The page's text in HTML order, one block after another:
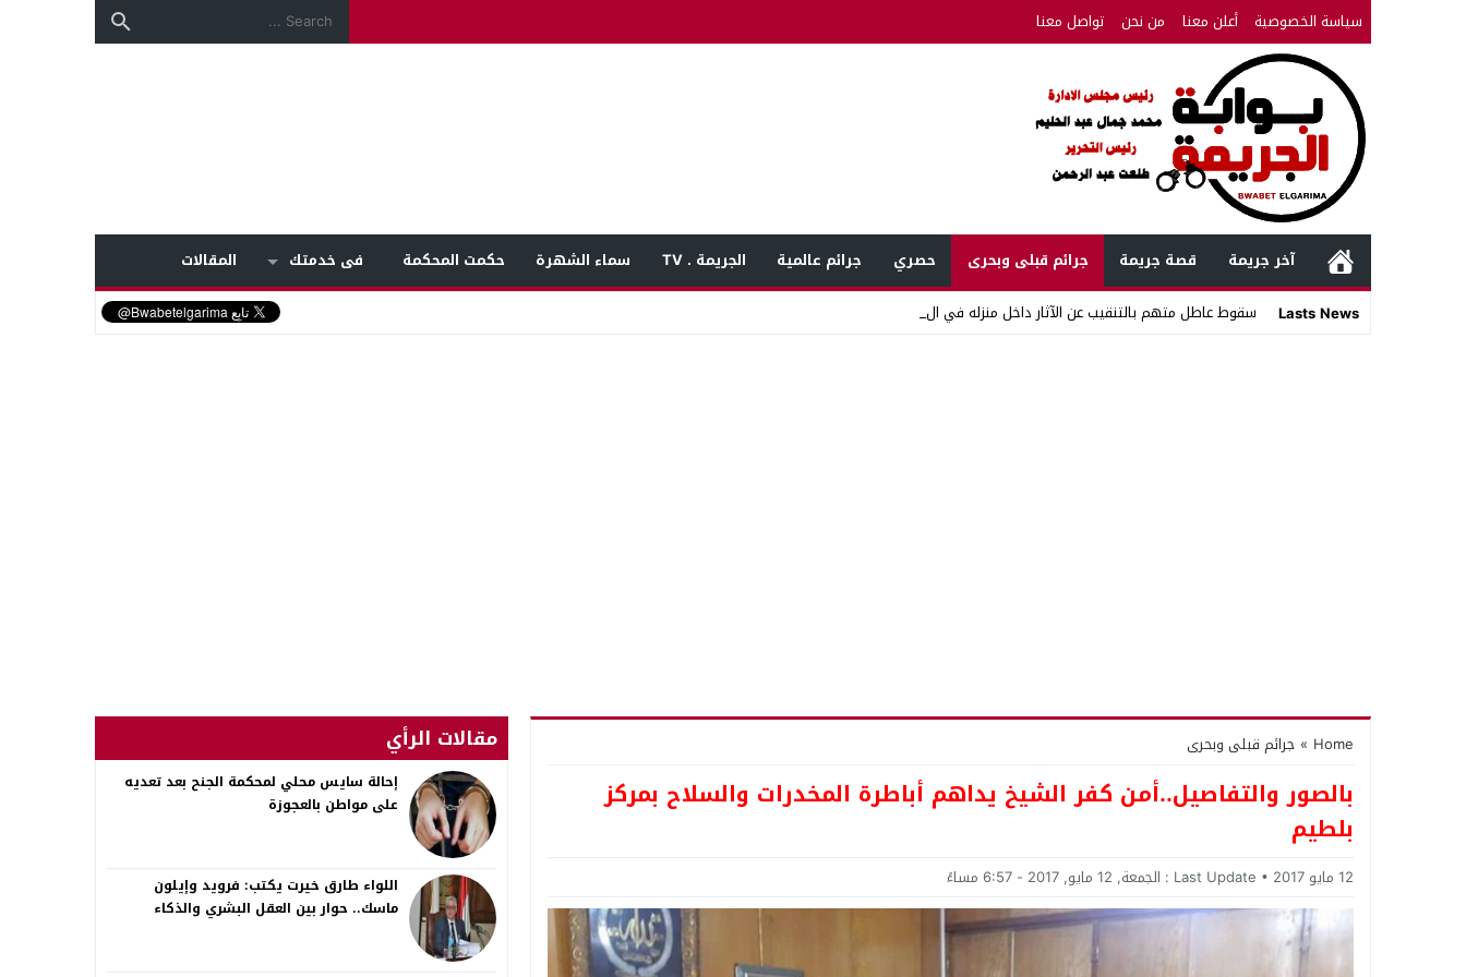
سياسة الخصوصية أعلن معنا من نحن تواصل معنا
آخر جريمة قصة جريمة جرائم قبلى وبحرى حصري جرائم عالمية الجريمة . TV سماء الشهرة حكمت المحكمة فى خدمتك
المقالات
Lasts News
سقوط عاطل متهم بالتنقيب عن الآثار داخل منزله في المنوفية بعد بلا_
Home
» جرائم قبلى وبحرى
بالصور والتفاصيل..أمن كفر الشيخ يداهم أباطرة المخدرات والسلاح بمركز
بلطيم
12 مايو 2017 Last Update : الجمعة, 12 مايو, 2017 - 6:57 مساءً
مقالات الرأي
إحالة سايس محلي لمحكمة الجنح بعد تعديه
على مواطن بالعجوزة
اللواء طارق خيرت يكتب: فرويد وإيلون
ماسك.. حوار بين العقل البشري والذكاء